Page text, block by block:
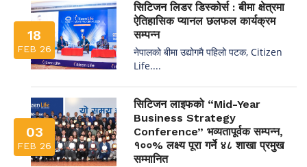
18
FEB 26
सिटिजन लिडर डिस्कोर्स : बीमा क्षेत्रमा
ऐतिहासिक प्यानल छलफल कार्यक्रम
सम्पन्न
नेपालको बीमा उद्योगमै पहिलो पटक, Citizen
Life....
03
FEB 26
सिटिजन लाइफको “Mid-Year
Business Strategy
Conference” भव्यतापूर्वक सम्पन्न,
१००% लक्ष्य पूरा गर्ने ४८ शाखा प्रमुख
सम्मानित